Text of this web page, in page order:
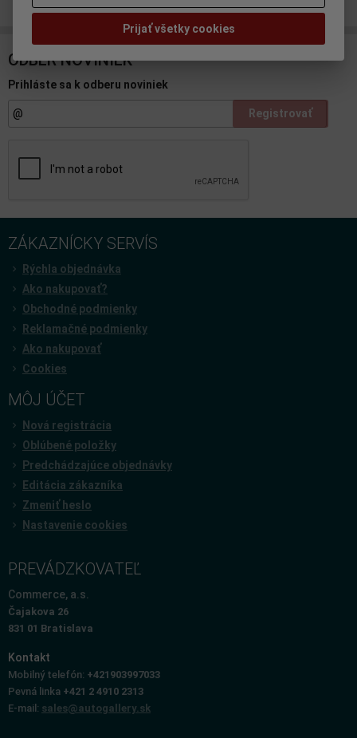
ODBER NOVINIEK
Prihláste sa k odberu noviniek
Registrovať
ZÁKAZNÍCKY SERVÍS
Rýchla objednávka
Ako nakupovať?
Obchodné podmienky
Reklamačné podmienky
Ako nakupovať
Cookies
MÔJ ÚČET
Nová registrácia
Oblúbené položky
Predchádzajúce objednávky
Editácia zákazníka
Zmeniť heslo
Nastavenie cookies
PREVÁDZKOVATEĽ
Commerce, a.s.
Čajakova 26
831 01 Bratislava
Kontakt
Mobilný telefón: +421903997033
Pevná linka +421 2 4910 2313
E-mail: sales@autogallery.sk
Prijať všetky cookies